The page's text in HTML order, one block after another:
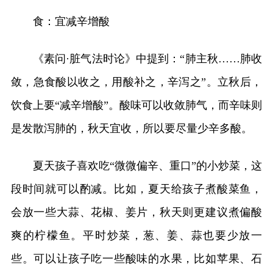
食：宜减辛增酸
《素问·脏气法时论》中提到：“肺主秋……肺收
敛，急食酸以收之，用酸补之，辛泻之”。立秋后，
饮食上要“减辛增酸”。酸味可以收敛肺气，而辛味则
是发散泻肺的，秋天宜收，所以要尽量少辛多酸。
夏天孩子喜欢吃“微微偏辛、重口”的小炒菜，这
段时间就可以酌减。比如，夏天给孩子煮酸菜鱼，
会放一些大蒜、花椒、姜片，秋天则更建议煮偏酸
爽的柠檬鱼。平时炒菜，葱、姜、蒜也要少放一
些。可以让孩子吃一些酸味的水果，比如苹果、石